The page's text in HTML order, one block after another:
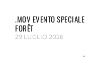
.MOV EVENTO SPECIALE
FORÊT
29 LUGLIO 2026